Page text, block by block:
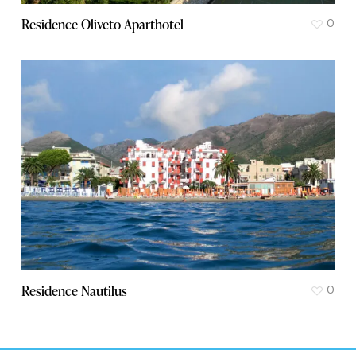
Residence Oliveto Aparthotel 0
Residence Nautilus 0